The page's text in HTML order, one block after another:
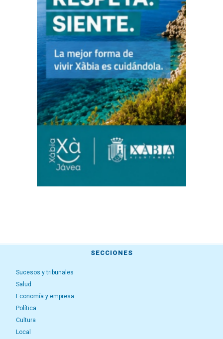
SECCIONES
Sucesos y tribunales
Salud
Economía y empresa
Política
Cultura
Local